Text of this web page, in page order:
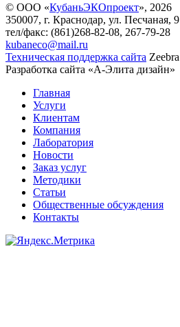
© ООО «КубаньЭКОпроект», 2026
350007, г. Краснодар, ул. Песчаная, 9
тел/факс: (861)268-82-08, 267-79-28
kubaneco@mail.ru
Техническая поддержка сайта Zeebra
Разработка сайта «А-Элита дизайн»
Главная
Услуги
Клиентам
Компания
Лаборатория
Новости
Заказ услуг
Методики
Статьи
Общественные обсуждения
Контакты